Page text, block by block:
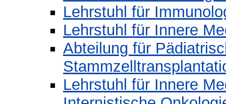
Lehrstuhl für
Lehrstuhl für Innere
Abteilung für
Lehrstuhl für Innere